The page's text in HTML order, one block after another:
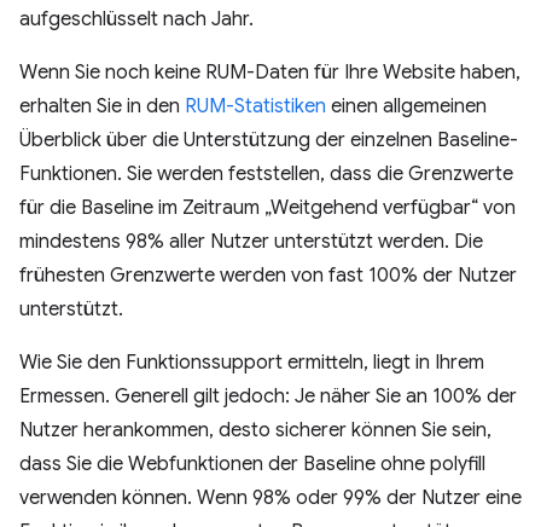
aufgeschlüsselt nach Jahr.
Wenn Sie noch keine RUM-Daten für Ihre Website haben,
erhalten Sie in den RUM-Statistiken einen allgemeinen
Überblick über die Unterstützung der einzelnen Baseline-
Funktionen. Sie werden feststellen, dass die Grenzwerte
für die Baseline im Zeitraum „Weitgehend verfügbar“ von
mindestens 98% aller Nutzer unterstützt werden. Die
frühesten Grenzwerte werden von fast 100% der Nutzer
unterstützt.
Wie Sie den Funktionssupport ermitteln, liegt in Ihrem
Ermessen. Generell gilt jedoch: Je näher Sie an 100% der
Nutzer herankommen, desto sicherer können Sie sein,
dass Sie die Webfunktionen der Baseline ohne polyfill
verwenden können. Wenn 98% oder 99% der Nutzer eine